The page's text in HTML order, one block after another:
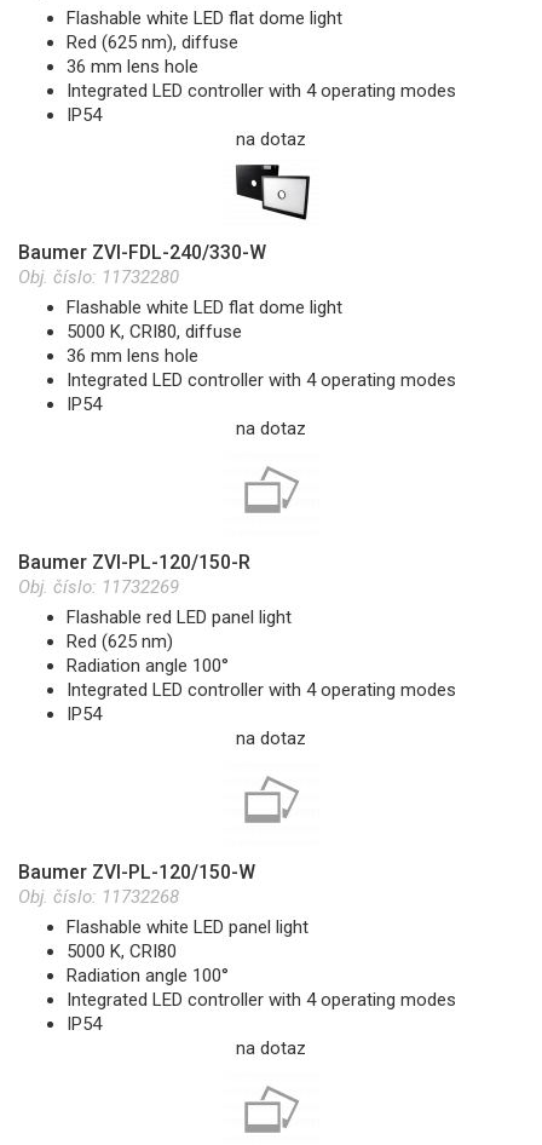
Flashable white LED flat dome light
Red (625 nm), diffuse
36 mm lens hole
Integrated LED controller with 4 operating modes
IP54
na dotaz
Baumer ZVI-FDL-240/330-W
Obj. číslo: 11732280
Flashable white LED flat dome light
5000 K, CRI80, diffuse
36 mm lens hole
Integrated LED controller with 4 operating modes
IP54
na dotaz
Baumer ZVI-PL-120/150-R
Obj. číslo: 11732269
Flashable red LED panel light
Red (625 nm)
Radiation angle 100°
Integrated LED controller with 4 operating modes
IP54
na dotaz
Baumer ZVI-PL-120/150-W
Obj. číslo: 11732268
Flashable white LED panel light
5000 K, CRI80
Radiation angle 100°
Integrated LED controller with 4 operating modes
IP54
na dotaz